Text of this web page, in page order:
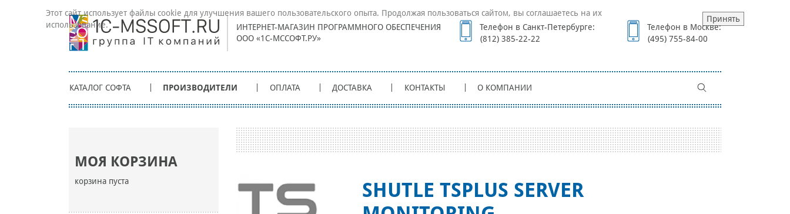
ИНТЕРНЕТ-МАГАЗИН ПРОГРАММНОГО ОБЕСПЕЧЕНИЯ
ООО «1С-МССОФТ.РУ»
Телефон в Санкт-Петербурге:
(812) 385-22-22
Телефон в Москве:
(495) 755-84-00
КАТАЛОГ СОФТА ПРОИЗВОДИТЕЛИ ОПЛАТА ДОСТАВКА КОНТАКТЫ О КОМПАНИИ
МОЯ КОРЗИНА
корзина пуста
SHUTLE TSPLUS SERVER
Этот сайт использует файлы cookie для улучшения вашего пользовательского опыта. Продолжая пользоваться сайтом, вы соглашаетесь на их
использование.
Принять